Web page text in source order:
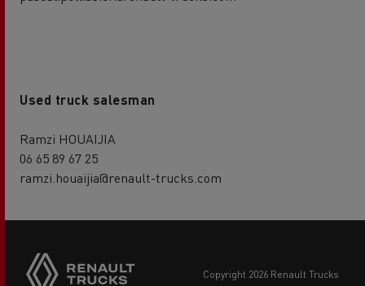
Used truck salesman
Ramzi HOUAIJIA
06 65 89 67 25
ramzi.houaijia@renault-trucks.com
copyright 2026 Renault Trucks